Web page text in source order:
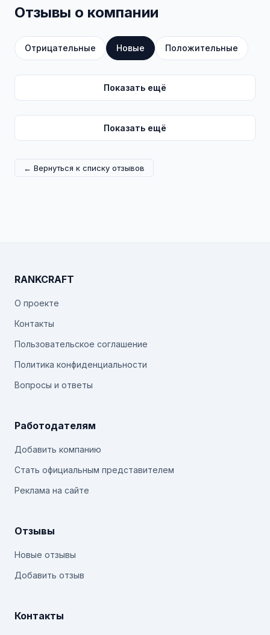
Отзывы о компании
Отрицательные Новые Положительные
Показать ещё
Показать ещё
← Вернуться к списку отзывов
RANKCRAFT
О проекте
Контакты
Пользовательское соглашение
Политика конфиденциальности
Вопросы и ответы
Работодателям
Добавить компанию
Стать официальным представителем
Реклама на сайте
Отзывы
Новые отзывы
Добавить отзыв
Контакты